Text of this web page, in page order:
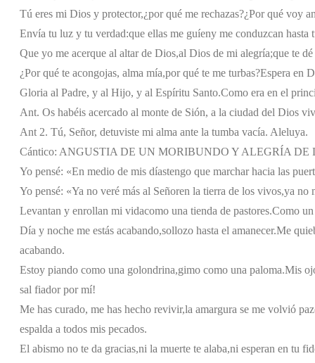
Tú eres mi Dios y protector,¿por qué me rechazas?¿Por qué voy
Envía tu luz y tu verdad:que ellas me guíeny me conduzcan hasta
Que yo me acerque al altar de Dios,al Dios de mi alegría;que te
¿Por qué te acongojas, alma mía,por qué te me turbas?Espera en
Gloria al Padre, y al Hijo, y al Espíritu Santo.Como era en el
Ant. Os habéis acercado al monte de Sión, a la ciudad del Dios
Ant 2. Tú, Señor, detuviste mi alma ante la tumba vacía. Aleluya.
Cántico: ANGUSTIA DE UN MORIBUNDO Y ALEGRÍA DE
Yo pensé: «En medio de mis díastengo que marchar hacia las
Yo pensé: «Ya no veré más al Señoren la tierra de los vivos,ya no
Levantan y enrollan mi vidacomo una tienda de pastores.Como
Día y noche me estás acabando,sollozo hasta el amanecer.Me
acabando.
Estoy piando como una golondrina,gimo como una paloma.Mis
sal fiador por mí!
Me has curado, me has hecho revivir,la amargura se me volvió paz
espalda a todos mis pecados.
El abismo no te da gracias,ni la muerte te alaba,ni esperan en tu